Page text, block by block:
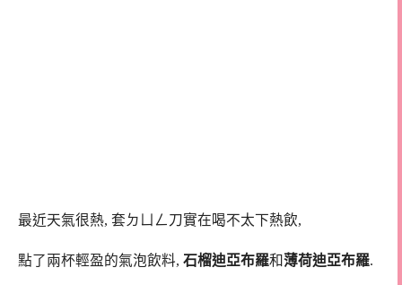
最近天氣很熱, 套ㄉㄩㄥ刀實在喝不太下熱飲,
點了兩杯輕盈的氣泡飲料, 石榴迪亞布羅和薄荷迪亞布羅.